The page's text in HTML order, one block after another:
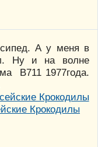
А у меня в
Ну и на волне
В711 1977года.